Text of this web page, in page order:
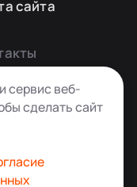
сайта
звонок
181-55-45
сервис веб-
сделать сайт